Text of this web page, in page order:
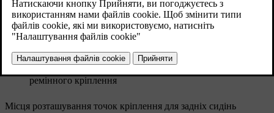
ремінного кріплення
Місця розташування точок кріплення для задніх сидінь